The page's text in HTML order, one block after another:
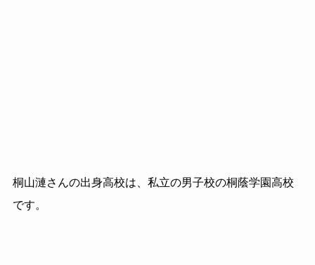
桐山漣さんの出身高校は、私立の男子校の桐蔭学園高校
です。